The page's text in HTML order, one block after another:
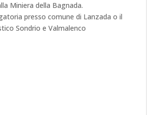
Miniera della Bagnada.
presso comune di Lanzada o il
Sondrio e Valmalenco